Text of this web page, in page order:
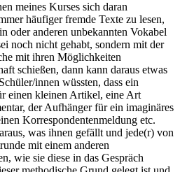
meines Kurses sich daran
häufiger fremde Texte zu lesen,
oder anderen unbekannten Vokabel
noch nicht gehabt, sondern mit der
mit ihren Möglichkeiten
schießen, dann kann daraus etwas
innen wüssten, dass ein
einen kleinen Artikel, eine Art
der Aufhänger für ein imaginäres
Korrespondentenmeldung etc.
was ihnen gefällt und jede(r) von
mit einem anderen
wie sie diese in das Gespräch